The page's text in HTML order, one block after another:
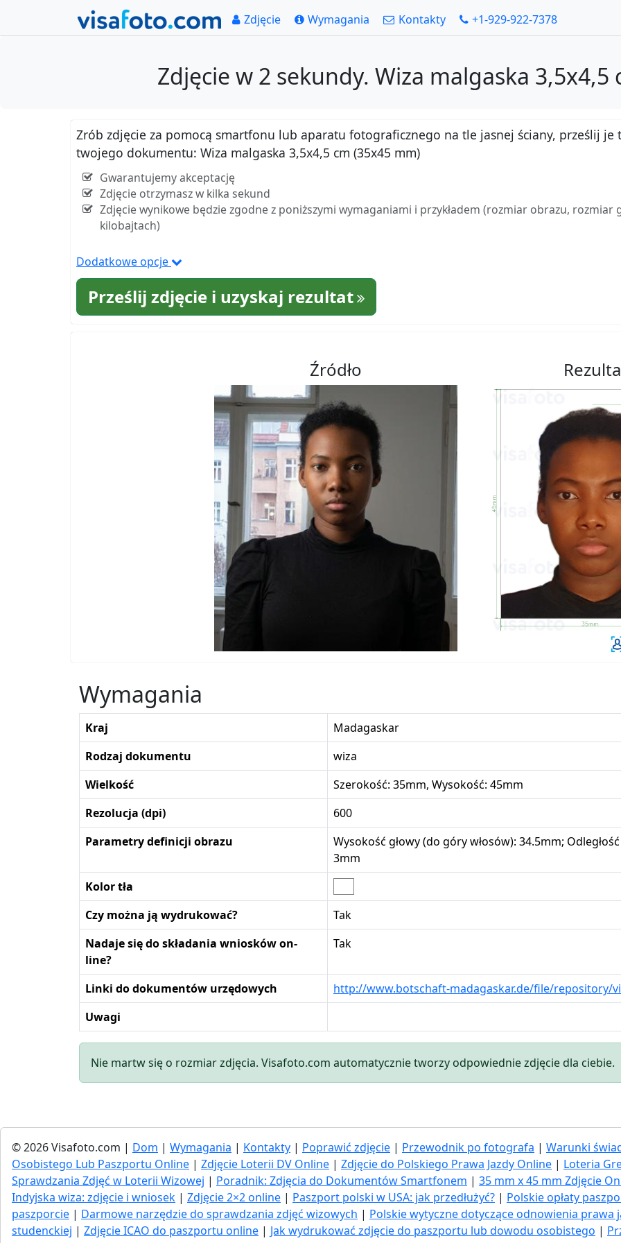
Zdjęcie Wymagania Kontakty +1-929-922-7378
Zdjęcie w 2 sekundy. Wiza malgaska 3,5x4,5
Zrób zdjęcie za pomocą smartfonu lub aparatu fotograficznego na tle jasnej ściany, prześlij
twojego dokumentu: Wiza malgaska 3,5x4,5 cm (35x45 mm)
Gwarantujemy akceptację
Zdjęcie otrzymasz w kilka sekund
Zdjęcie wynikowe będzie zgodne z poniższymi wymaganiami i przykładem (rozmiar obrazu, rozmiar
kilobajtach)
Dodatkowe opcje
Prześlij zdjęcie i uzyskaj rezultat
Źródło
Wymagania
Kraj
Madagaskar
Rodzaj dokumentu
wiza
Wielkość
Szerokość: 35mm, Wysokość: 45mm
Rezolucja (dpi)
600
Parametry definicji obrazu
Wysokość głowy (do góry włosów): 34.5mm;
3mm
Kolor tła
Czy można ją wydrukować?
Tak
Nadaje się do składania wniosków on-
line?
Tak
Linki do dokumentów urzędowych
http://www.botschaft-madagaskar.de/file/repository/
Uwagi
Nie martw się o rozmiar zdjęcia. Visafoto.com automatycznie tworzy odpowiednie zdjęcie dla ciebie.
© 2026 Visafoto.com | Dom | Wymagania | Kontakty | Poprawić zdjęcie | Przewodnik po fotografa | Warunki
Osobistego Lub Paszportu Online | Zdjęcie Loterii DV Online | Zdjęcie do Polskiego Prawa Jazdy Online | Loteria
Sprawdzania Zdjęć w Loterii Wizowej | Poradnik: Zdjęcia do Dokumentów Smartfonem | 35 mm x 45 mm Zdjęcie
Indyjska wiza: zdjęcie i wniosek | Zdjęcie 2×2 online | Paszport polski w USA: jak przedłużyć​? | Polskie opłaty
paszporcie | Darmowe narzędzie do sprawdzania zdjęć wizowych | Polskie wytyczne dotyczące odnowienia prawa
studenckiej | Zdjęcie ICAO do paszportu online | Jak wydrukować zdjęcie do paszportu lub dowodu osobistego |